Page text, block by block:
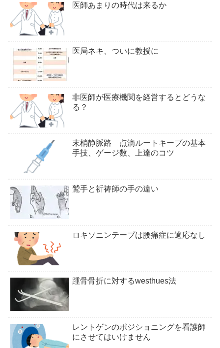
医師あまりの時代は来るか
医局ネキ、ついに教授に
非医師が医療機関を経営するとどうな
る？
末梢静脈路 点滴ルートキープの基本
手技、ゲージ数、上達のコツ
鷲手と祈祷師の手の違い
ロキソニンテープは腰痛症に適応なし
踵骨骨折に対するwesthues法
レントゲンのポジショニングを看護師
にさせてはいけません